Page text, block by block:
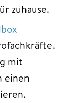
zuhause.
mit
einen